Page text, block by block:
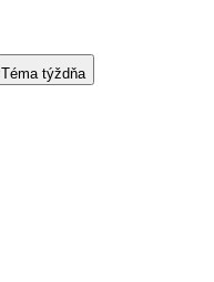
Téma týždňa